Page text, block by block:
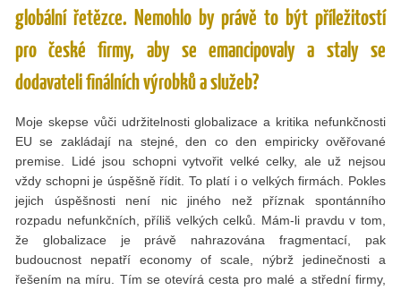
globální řetězce. Nemohlo by právě to být příležitostí
pro české firmy, aby se emancipovaly a staly se
dodavateli finálních výrobků a služeb?
Moje skepse vůči udržitelnosti globalizace a kritika nefunkčnosti
EU se zakládají na stejné, den co den empiricky ověřované
premise. Lidé jsou schopni vytvořit velké celky, ale už nejsou
vždy schopni je úspěšně řídit. To platí i o velkých firmách. Pokles
jejich úspěšnosti není nic jiného než příznak spontánního
rozpadu nefunkčních, příliš velkých celků. Mám-li pravdu v tom,
že globalizace je právě nahrazována fragmentací, pak
budoucnost nepatří economy of scale, nýbrž jedinečnosti a
řešením na míru. Tím se otevírá cesta pro malé a střední firmy,